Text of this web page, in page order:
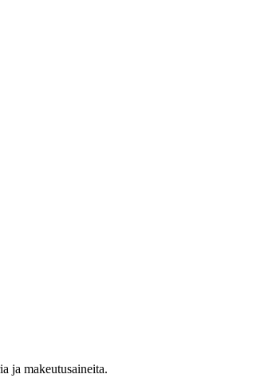
ja makeutusaineita.